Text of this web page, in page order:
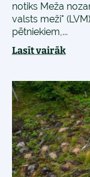
notiks Meža
valsts meži"
pētniekiem,...
Lasīt vairāk